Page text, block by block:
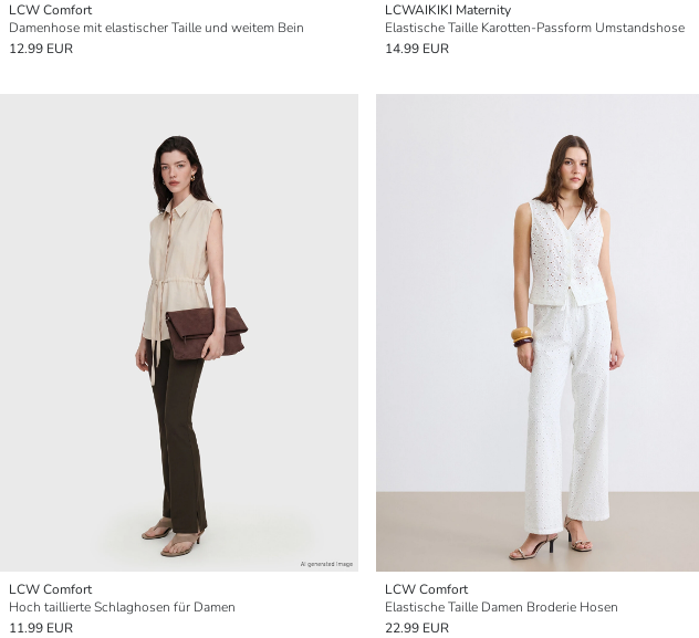
LCW Comfort
Damenhose mit elastischer Taille und weitem Bein
12.99 EUR
LCWAIKIKI Maternity
Elastische Taille Karotten-Passform Umstandshose
14.99 EUR
LCW Comfort
Hoch taillierte Schlaghosen für Damen
11.99 EUR
LCW Comfort
Elastische Taille Damen Broderie Hosen
22.99 EUR